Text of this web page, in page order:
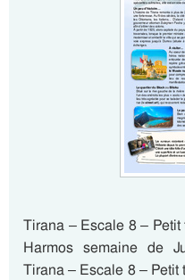
Tirana – Escale 8 –
Harmos semaine de
Tirana – Escale 8 –